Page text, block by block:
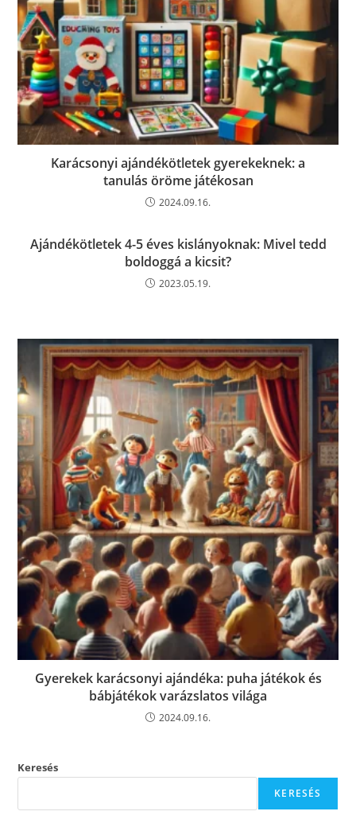
Karácsonyi ajándékötletek gyerekeknek: a
tanulás öröme játékosan
2024.09.16.
Ajándékötletek 4-5 éves kislányoknak: Mivel tedd
boldoggá a kicsit?
2023.05.19.
Gyerekek karácsonyi ajándéka: puha játékok és
bábjátékok varázslatos világa
2024.09.16.
Keresés
KERESÉS